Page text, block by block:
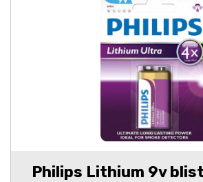
Philips Lithium 9v